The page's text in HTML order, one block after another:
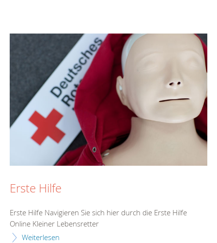
Erste Hilfe
Erste Hilfe Navigieren Sie sich hier durch die Erste Hilfe
Online Kleiner Lebensretter
Weiterlesen